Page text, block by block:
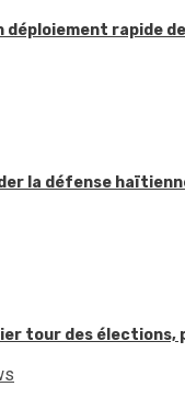
déploiement rapide
la défense
tour des